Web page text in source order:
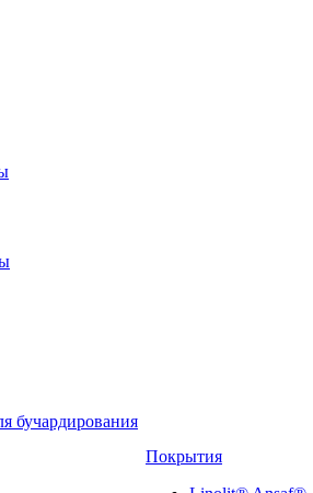
бучардирования
Покрытия